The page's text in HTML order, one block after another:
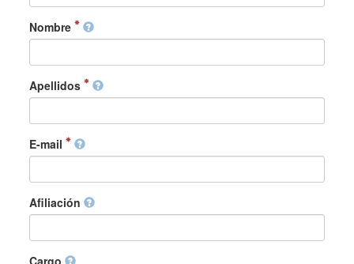
Nombre
Apellidos
E-mail
Afiliación
Cargo